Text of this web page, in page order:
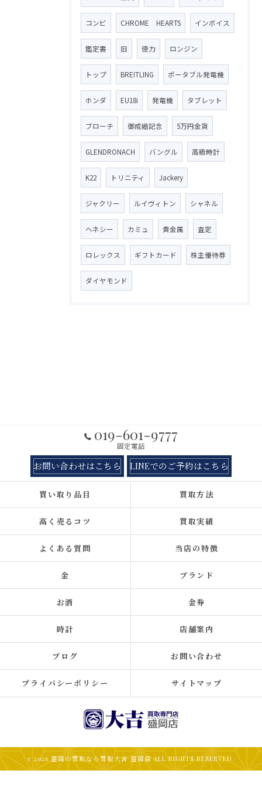
コンビ CHROME HEARTS インボイス
鑑定書 旧 徳力 ロンジン
トップ BREITLING ポータブル発電機
ホンダ EU18i 発電機 タブレット
ブローチ 御成婚記念 5万円金貨
GLENDRONACH バングル 高級時計
K22 トリニティ Jackery
ジャクリー ルイヴィトン シャネル
ヘネシー カミュ 貴金属 査定
ロレックス ギフトカード 株主優待券
ダイヤモンド
019-601-9777
固定電話
お問い合わせはこちら LINEでのご予約はこちら
買い取り品目 買取方法
高く売るコツ 買取実績
よくある質問 当店の特徴
金 ブランド
お酒 金券
時計 店舗案内
ブログ お問い合わせ
プライバシーポリシー サイトマップ
c 2026 盛岡の買取なら買取大吉 盛岡店 ALL RIGHTS RESERVED.